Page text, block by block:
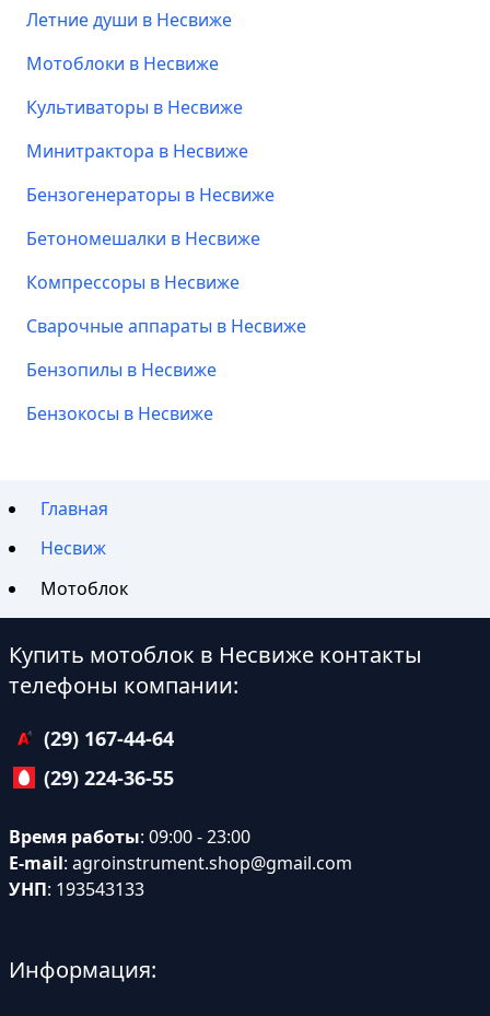
Летние души в Несвиже
Мотоблоки в Несвиже
Культиваторы в Несвиже
Минитрактора в Несвиже
Бензогенераторы в Несвиже
Бетономешалки в Несвиже
Компрессоры в Несвиже
Сварочные аппараты в Несвиже
Бензопилы в Несвиже
Бензокосы в Несвиже
Главная
Несвиж
Мотоблок
Купить мотоблок в Несвиже контакты
телефоны компании:
(29) 167-44-64
(29) 224-36-55
Время работы: 09:00 - 23:00
E-mail: agroinstrument.shop@gmail.com
УНП: 193543133
Информация: